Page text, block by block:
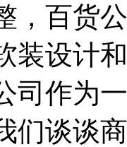
，百货
装设计
司作为
们谈谈